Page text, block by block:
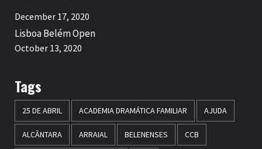
December 17, 2020
Lisboa Belém Open
October 13, 2020
Tags
25 DE ABRIL ACADEMIA DRAMÁTICA FAMILIAR AJUDA
ALCÂNTARA ARRAIAL BELENENSES CCB